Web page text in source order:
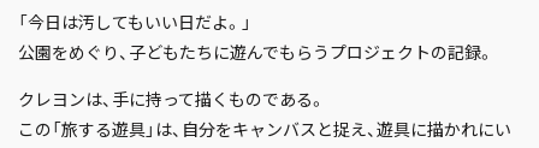
「今日は汚してもいい日だよ。」
公園をめぐり、子どもたちに遊んでもらうプロジェクトの記録。
クレヨンは、手に持って描くものである。
この「旅する遊具」は、自分をキャンバスと捉え、遊具に描かれにい